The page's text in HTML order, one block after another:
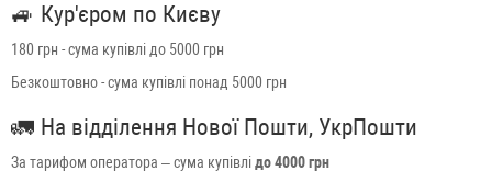
🚙 Кур'єром по Києву
180 грн - сума купівлі до 5000 грн
Безкоштовно - сума купівлі понад 5000 грн
🚛 На відділення Нової Пошти, УкрПошти
За тарифом оператора – сума купівлідо 4000 грн